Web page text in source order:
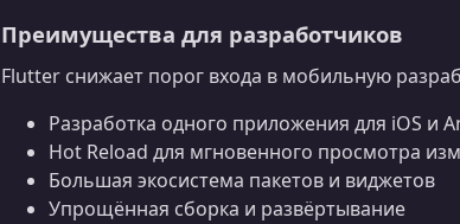
Преимущества для разработчиков
Flutter снижает порог входа в мобильную
Разработка одного приложения для iOS и
Hot Reload для мгновенного просмотра
Большая экосистема пакетов и виджетов
Упрощённая сборка и развёртывание